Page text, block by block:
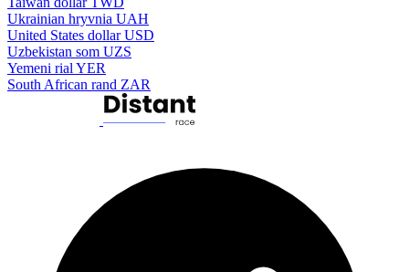
Ukrainian hryvnia UAH
United States dollar USD
Uzbekistan som UZS
Yemeni rial YER
South African rand ZAR